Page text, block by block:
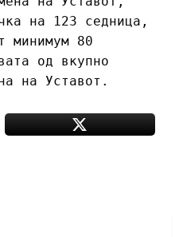
на 123 седница,
минимум 80
од вкупно
на Уставот.